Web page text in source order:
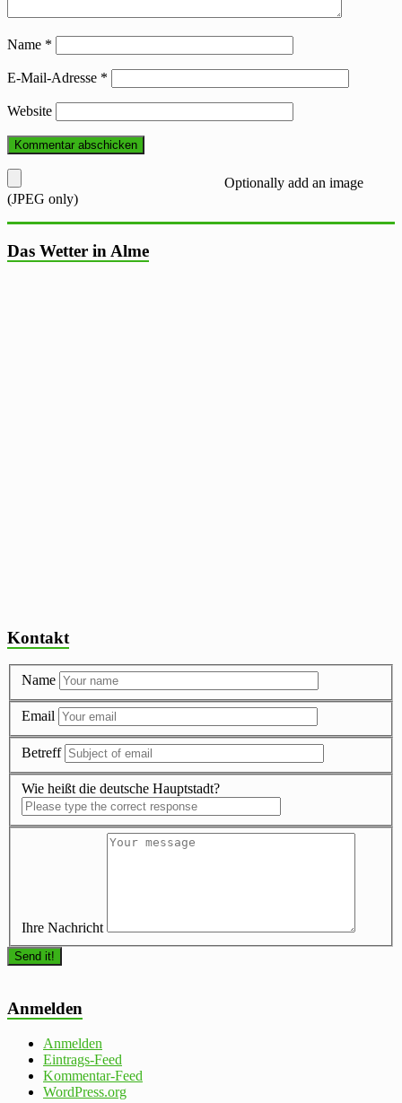
Name *
E-Mail-Adresse *
Website
Optionally add an image
(JPEG only)
Das Wetter in Alme
Kontakt
Name
Email
Betreff
Wie heißt die deutsche Hauptstadt?
Ihre Nachricht
Anmelden
Anmelden
Eintrags-Feed
Kommentar-Feed
WordPress.org